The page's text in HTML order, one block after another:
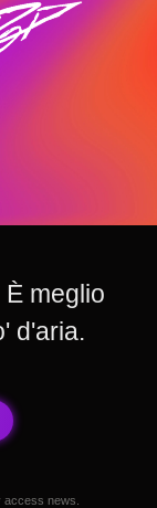
meglio
d'aria.
news.